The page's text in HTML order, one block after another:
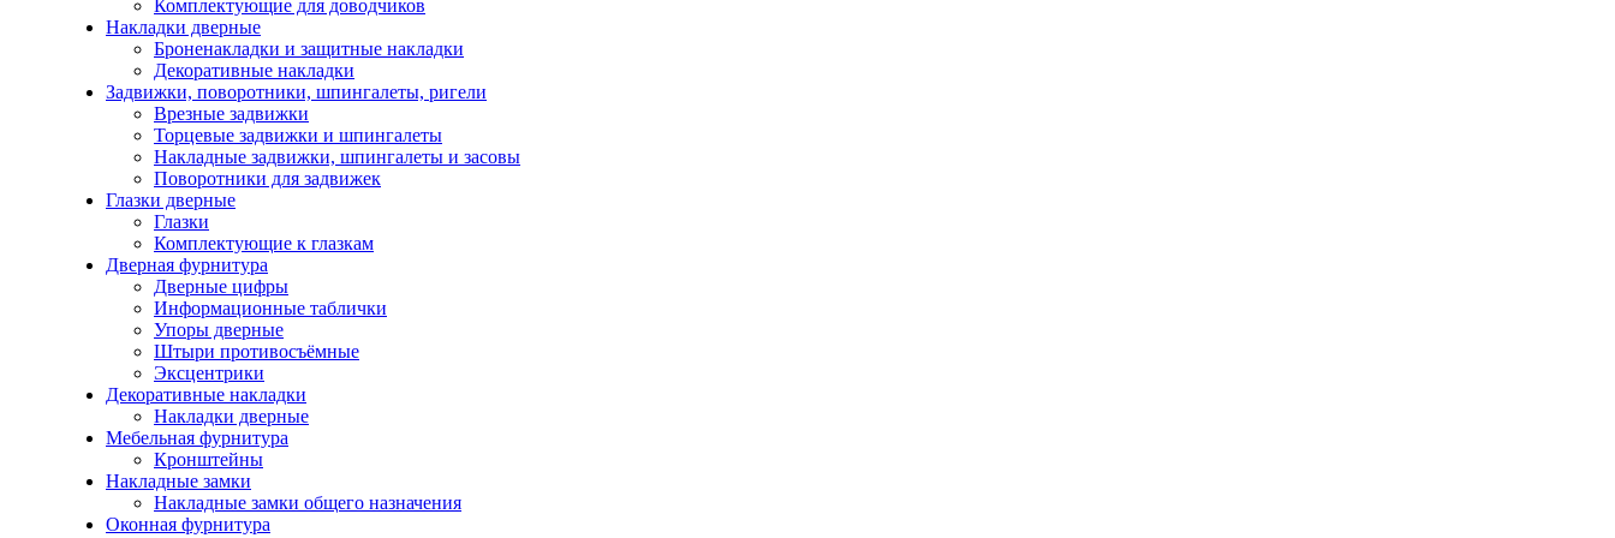
Комплектующие для доводчиков
Накладки дверные
Броненакладки и защитные накладки
Декоративные накладки
Задвижки, поворотники, шпингалеты, ригели
Врезные задвижки
Торцевые задвижки и шпингалеты
Накладные задвижки, шпингалеты и засовы
Поворотники для задвижек
Глазки дверные
Глазки
Комплектующие к глазкам
Дверная фурнитура
Дверные цифры
Информационные таблички
Упоры дверные
Штыри противосъёмные
Эксцентрики
Декоративные накладки
Накладки дверные
Мебельная фурнитура
Кронштейны
Накладные замки
Накладные замки общего назначения
Оконная фурнитура